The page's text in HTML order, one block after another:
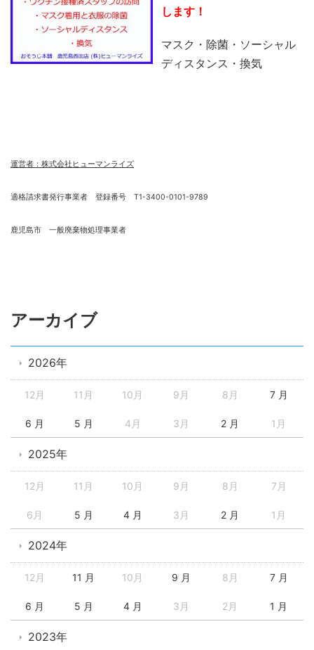
します！
マスク・除菌・ソーシャル
ディスタンス・換気
運営者：株式会社ヒューマンライズ
適格請求書発行事業者 登録番号 T1-3400-0101-9789
鹿児島市 一般廃棄物処理事業者
アーカイブ
2026年
12月 11月 10月 9月 8月 7 月
6 月 5 月 4月 3月 2 月 1月
2025年
12月 11月 10月 9月 8月 7月
6月 5 月 4 月 3月 2 月 1月
2024年
12月 11 月 10月 9 月 8月 7 月
6 月 5 月 4 月 3月 2月 1 月
2023年